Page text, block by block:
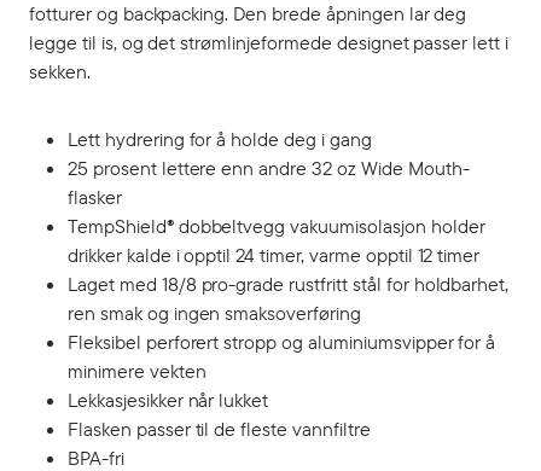
fotturer og backpacking. Den brede åpningen lar deg
legge til is, og det strømlinjeformede designet passer lett i
sekken.
Lett hydrering for å holde deg i gang
25 prosent lettere enn andre 32 oz Wide Mouth-
flasker
TempShield®️ dobbeltvegg vakuumisolasjon holder
drikker kalde i opptil 24 timer, varme opptil 12 timer
Laget med 18/8 pro-grade rustfritt stål for holdbarhet,
ren smak og ingen smaksoverføring
Fleksibel perforert stropp og aluminiumsvipper for å
minimere vekten
Lekkasjesikker når lukket
Flasken passer til de fleste vannfiltre
BPA-fri